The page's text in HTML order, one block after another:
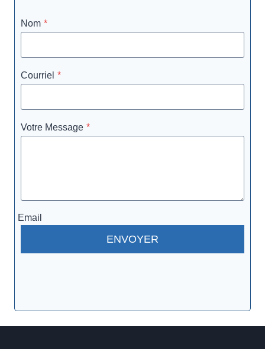
Nom *
Courriel *
Votre Message *
Email
ENVOYER